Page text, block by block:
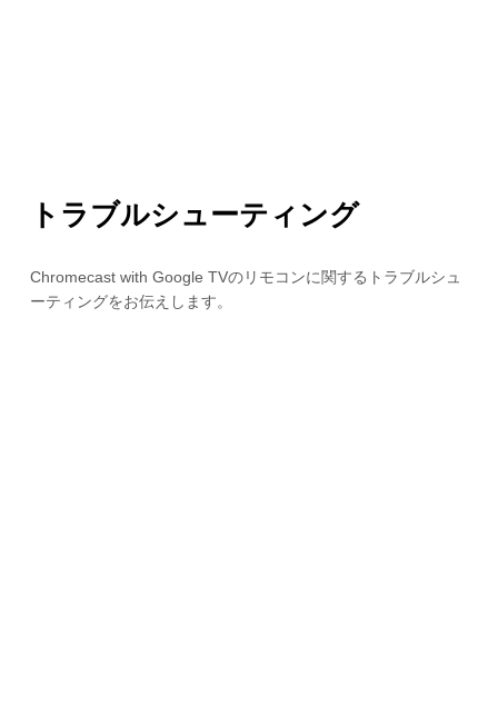
トラブルシューティング
Chromecast with Google TVのリモコンに関するトラブルシュ
ーティングをお伝えします。